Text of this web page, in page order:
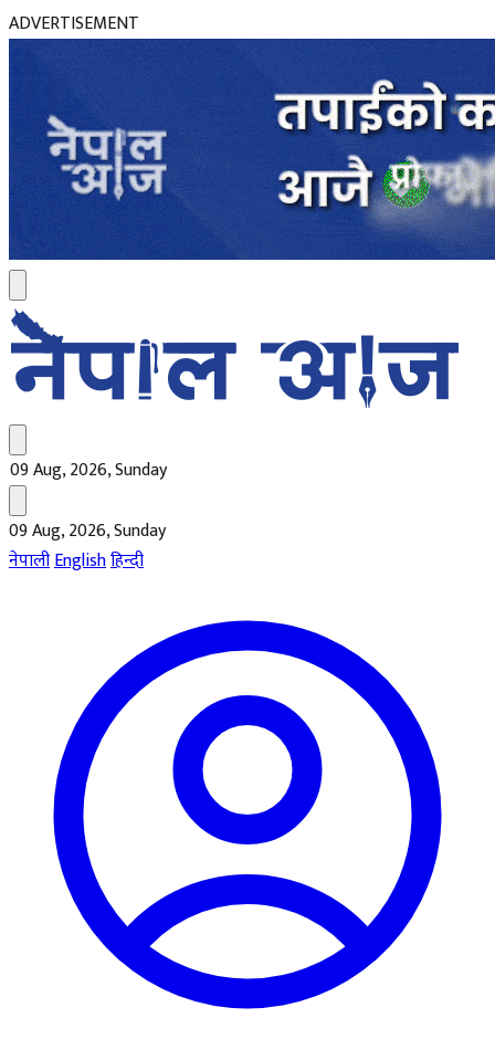
ADVERTISEMENT
09 Aug, 2026, Sunday
09 Aug, 2026, Sunday
नेपालीEnglishहिन्दी